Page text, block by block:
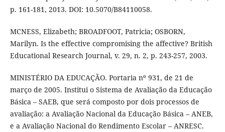
p. 161-181, 2013. DOI: 10.5070/B84110058.
MCNESS, Elizabeth; BROADFOOT, Patricia; OSBORN,
Marilyn. Is the effective compromising the affective? British
Educational Research Journal, v. 29, n. 2, p. 243-257, 2003.
MINISTÉRIO DA EDUCAÇÃO. Portaria nº 931, de 21 de
março de 2005. Institui o Sistema de Avaliação da Educação
Básica – SAEB, que será composto por dois processos de
avaliação: a Avaliação Nacional da Educação Básica – ANEB,
e a Avaliação Nacional do Rendimento Escolar – ANRESC.